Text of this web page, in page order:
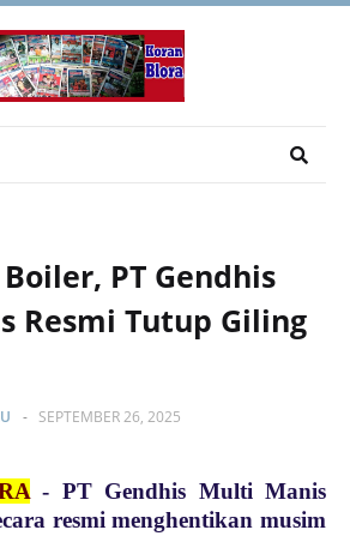
PT Gendhis
Resmi Tutup Giling
- SEPTEMBER 26, 2025
- PT Gendhis Multi Manis
resmi menghentikan musim